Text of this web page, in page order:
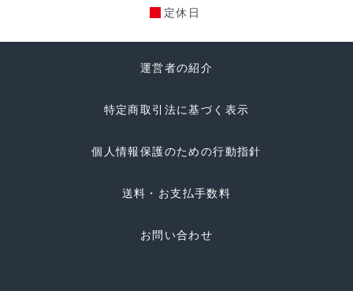
定休日
運営者の紹介
特定商取引法に基づく表示
個人情報保護のための行動指針
送料・お支払手数料
お問い合わせ